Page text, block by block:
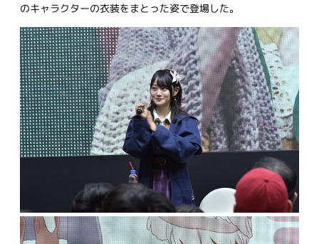
のキャラクターの衣装をまとった姿で登場した。